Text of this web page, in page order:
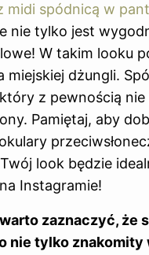
midi spódnicą w
nie tylko jest
W takim looku
miejskiej dżungli.
z pewnością
Pamiętaj, aby
look będzie
Instagramie!
zaznaczyć, że
nie tylko znakomity